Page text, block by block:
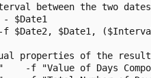
between the two
$Date1
$Date1,
properties of the
-f "Value of Days